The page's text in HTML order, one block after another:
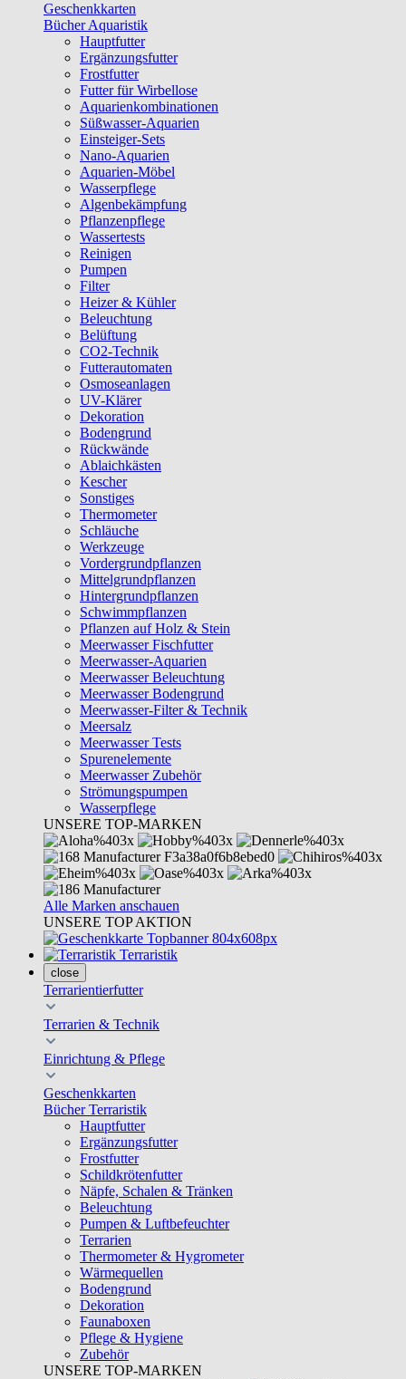
Geschenkkarten
Bücher Aquaristik
Hauptfutter
Ergänzungsfutter
Frostfutter
Futter für Wirbellose
Aquarienkombinationen
Süßwasser-Aquarien
Einsteiger-Sets
Nano-Aquarien
Aquarien-Möbel
Wasserpflege
Algenbekämpfung
Pflanzenpflege
Wassertests
Reinigen
Pumpen
Filter
Heizer & Kühler
Beleuchtung
Belüftung
CO2-Technik
Futterautomaten
Osmoseanlagen
UV-Klärer
Dekoration
Bodengrund
Rückwände
Ablaichkästen
Kescher
Sonstiges
Thermometer
Schläuche
Werkzeuge
Vordergrundpflanzen
Mittelgrundpflanzen
Hintergrundpflanzen
Schwimmpflanzen
Pflanzen auf Holz & Stein
Meerwasser Fischfutter
Meerwasser-Aquarien
Meerwasser Beleuchtung
Meerwasser Bodengrund
Meerwasser-Filter & Technik
Meersalz
Meerwasser Tests
Spurenelemente
Meerwasser Zubehör
Strömungspumpen
Wasserpflege
UNSERE TOP-MARKEN
Alle Marken anschauen
UNSERE TOP AKTION
Terraristik
close
Terrarientierfutter
Terrarien & Technik
Einrichtung & Pflege
Geschenkkarten
Bücher Terraristik
Hauptfutter
Ergänzungsfutter
Frostfutter
Schildkrötenfutter
Näpfe, Schalen & Tränken
Beleuchtung
Pumpen & Luftbefeuchter
Terrarien
Thermometer & Hygrometer
Wärmequellen
Bodengrund
Dekoration
Faunaboxen
Pflege & Hygiene
Zubehör
UNSERE TOP-MARKEN